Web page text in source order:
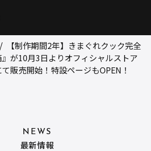
CREATOR
【制作期間2年】きまぐれクック完全
が10月3日よりオフィシャルストア
販売開始！特設ページもOPEN！
NEWS
最新情報